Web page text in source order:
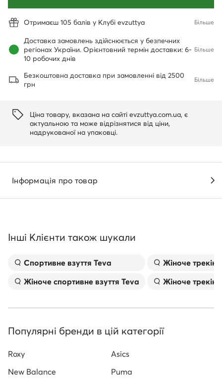
Отримаєш 105 балів у Клубі evzuttya Більше
Доставка замовлень здійснюється у безпечних
регіонах України. Орієнтовний термін доставки: 6-
10 робочих днів
Більше
Безкоштовна доставка при замовленні від 2500
грн
Більше
Ціна товару, вказана на сайті evzuttya.com.ua, є
актуальною та може відрізнятися від ціни,
надрукованої на упаковці.
Інформація про товар
Інші Клієнти також шукали
Спортивне взуття Teva
Жіноче спортивне взуття Teva
Жіноче
Жіноче
Популярні бренди в цій категорії
Roxy
Asics
New Balance
Puma